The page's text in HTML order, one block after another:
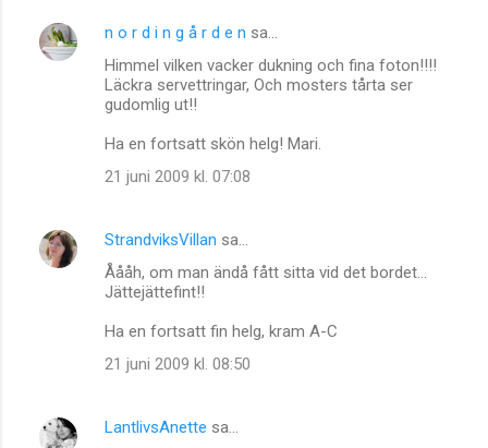
r
n o r d i n g å r d e n sa…
Himmel vilken vacker dukning och fina foton!!!!
Läckra servettringar, Och mosters tårta ser
gudomlig ut!!
Ha en fortsatt skön helg! Mari.
21 juni 2009 kl. 07:08
StrandviksVillan sa…
Åååh, om man ändå fått sitta vid det bordet...
Jättejättefint!!
Ha en fortsatt fin helg, kram A-C
21 juni 2009 kl. 08:50
LantlivsAnette sa…